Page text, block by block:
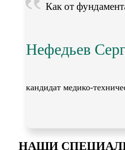
Как от
Нефедьев
кандидат медико-
НАШИ